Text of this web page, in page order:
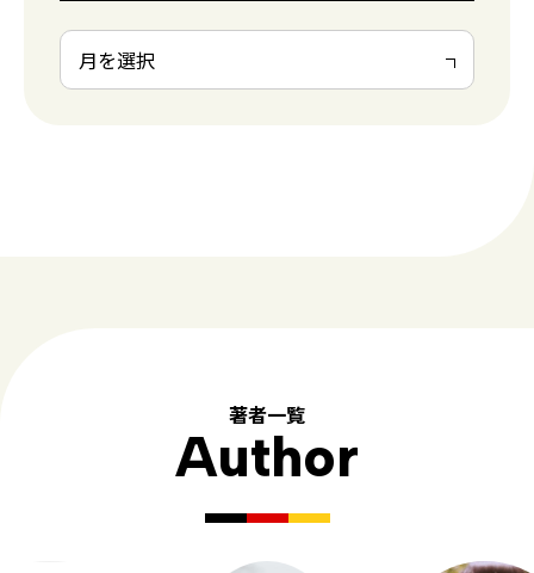
著者一覧
Author